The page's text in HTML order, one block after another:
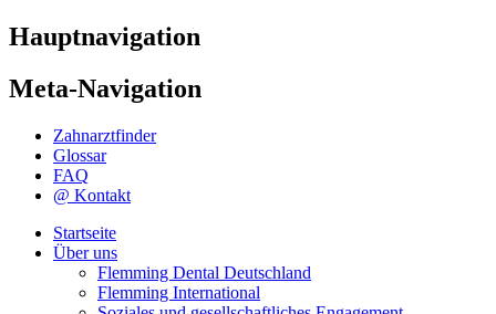
Hauptnavigation
Meta-Navigation
Zahnarztfinder
Glossar
FAQ
@ Kontakt
Startseite
Über uns
Flemming Dental Deutschland
Flemming International